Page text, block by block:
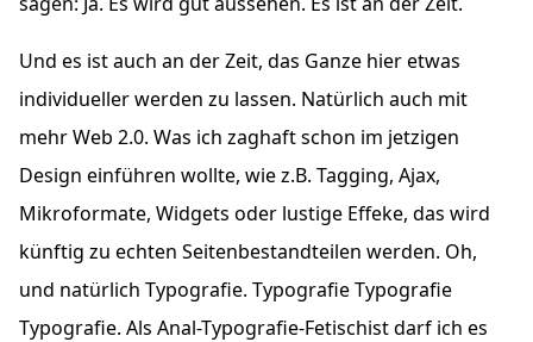
Und es ist auch an der Zeit, das Ganze hier etwas
individueller werden zu lassen. Natürlich auch mit
mehr Web 2.0. Was ich zaghaft schon im jetzigen
Design einführen wollte, wie z.B. Tagging, Ajax,
Mikroformate, Widgets oder lustige Effeke, das wird
künftig zu echten Seitenbestandteilen werden. Oh,
und natürlich Typografie. Typografie Typografie
Typografie. Als Anal-Typografie-Fetischist darf ich es